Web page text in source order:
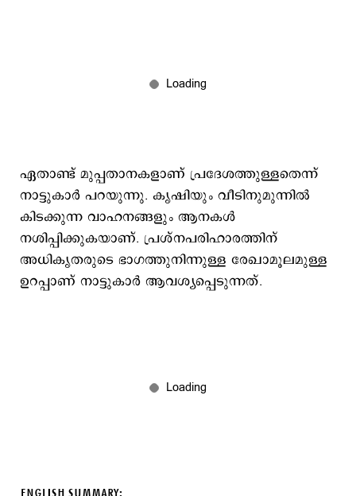
ഏതാണ്ട് മുപ്പതാനകളാണ് പ്രദേശത്തുള്ളതെന്ന്
നാട്ടുകാർ പറയുന്നു. കൃഷിയും വീടിനുമുന്നിൽ
കിടക്കുന്ന വാഹനങ്ങളും ആനകൾ
നശിപ്പിക്കുകയാണ്. പ്രശ്നപരിഹാരത്തിന്
അധികൃതരുടെ ഭാഗത്തുനിന്നുള്ള രേഖാമൂലമുള്ള
ഉറപ്പാണ് നാട്ടുകാർ ആവശ്യപ്പെടുന്നത്.